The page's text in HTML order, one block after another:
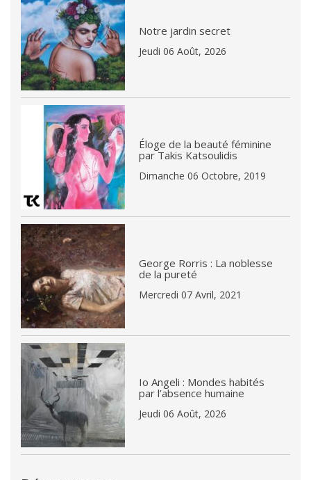
Notre jardin secret
Jeudi 06 Août, 2026
Éloge de la beauté féminine
par Takis Katsoulidis
Dimanche 06 Octobre, 2019
George Rorris : La noblesse
de la pureté
Mercredi 07 Avril, 2021
Io Angeli : Mondes habités
par l’absence humaine
Jeudi 06 Août, 2026